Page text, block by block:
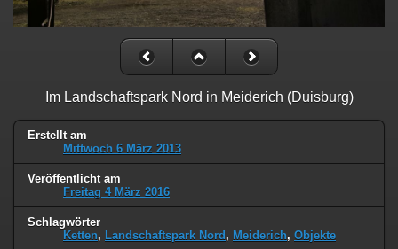
Im Landschaftspark Nord in Meiderich (Duisburg)
Erstellt am
Mittwoch 6 März 2013
Veröffentlicht am
Freitag 4 März 2016
Schlagwörter
Ketten, Landschaftspark Nord , Meiderich, Objekte